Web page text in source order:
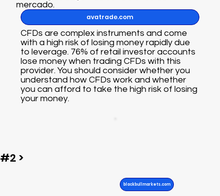
mercado.
avatrade.com
CFDs are complex instruments and come
with a high risk of losing money rapidly due
to leverage. 76% of retail investor accounts
lose money when trading CFDs with this
provider. You should consider whether you
understand how CFDs work and whether
you can afford to take the high risk of losing
your money.
blackbullmarkets.com
#2 >